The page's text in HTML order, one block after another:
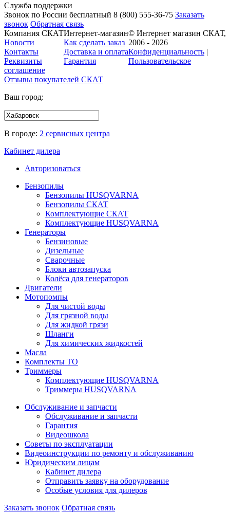
Служба поддержки
Звонок по России бесплатный 8 (800) 555-36-75 Заказать
звонок Обратная связь
Компания СКАТ
Новости
Контакты
Реквизиты
Интернет-магазин
Как сделать заказ
Доставка и оплата
Гарантия
© Интернет магазин СКАТ,
2006 - 2026
Конфиденциальность |
Пользовательское
соглашение
Отзывы покупателей СКАТ
Ваш город:
В городе: 2 сервисных центра
Кабинет дилера
Авторизоваться
Бензопилы
Бензопилы HUSQVARNA
Бензопилы СКАТ
Комплектующие СКАТ
Комплектующие HUSQVARNA
Генераторы
Бензиновые
Дизельные
Сварочные
Блоки автозапуска
Колёса для генераторов
Двигатели
Мотопомпы
Для чистой воды
Для грязной воды
Для жидкой грязи
Шланги
Для химических жидкостей
Масла
Комплекты ТО
Триммеры
Комплектующие HUSQVARNA
Триммеры HUSQVARNA
Обслуживание и запчасти
Обслуживание и запчасти
Гарантия
Видеошкола
Советы по эксплуатации
Видеоинструкции по ремонту и обслуживанию
Юридическим лицам
Кабинет дилера
Отправить заявку на оборудование
Особые условия для дилеров
Заказать звонок Обратная связь